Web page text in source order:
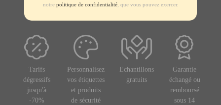
notre politique de confidentialité, que vous pouvez exercer.
Tarifs
dégressifs
jusqu'à
-70%
Personnalisez
vos étiquettes
et produits
de sécurité
Echantillons
gratuits
Garantie
échangé ou
remboursé
sous 14